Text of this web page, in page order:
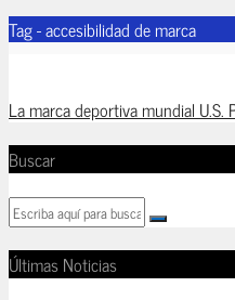
Tag - accesibilidad de marca
La marca deportiva mundial U.S.
Buscar
Últimas Noticias